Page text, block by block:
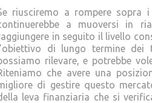
riusciremo a rompere sopra
a muoversi in
in seguito il livello
di lungo termine dei
rilevare, e potrebbe
che avere una
di gestire questo
leva finanziaria che si